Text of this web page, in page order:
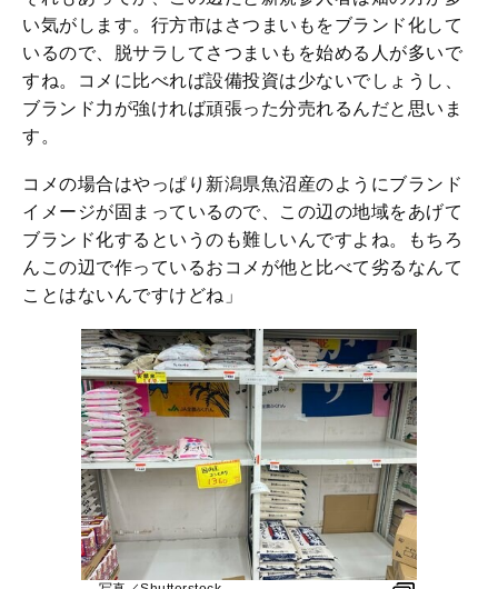
い気がします。行方市はさつまいもをブランド化して
いるので、脱サラしてさつまいもを始める人が多いで
すね。コメに比べれば設備投資は少ないでしょうし、
ブランド力が強ければ頑張った分売れるんだと思いま
す。
コメの場合はやっぱり新潟県魚沼産のようにブランド
イメージが固まっているので、この辺の地域をあげて
ブランド化するというのも難しいんですよね。もちろ
んこの辺で作っているおコメが他と比べて劣るなんて
ことはないんですけどね」